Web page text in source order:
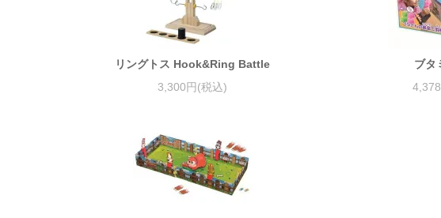
リングトス Hook&Ring Battle
3,300円(税込)
ブタ